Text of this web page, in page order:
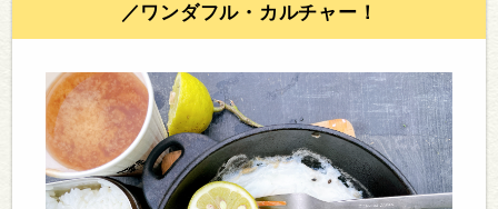
／ワンダフル・カルチャー！